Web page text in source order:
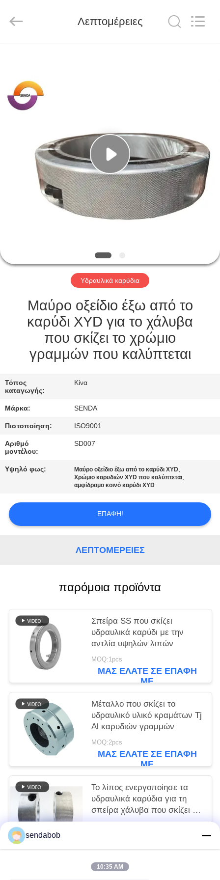
ΠΡΟΪΌΝΤΑ
ΒΊΝΤΕΟ
ΣΧΕΤΙΚΆ
ΕΜΆΣ
ΕΠΙΣΚΈΨΕΙΣ
ΈΛΕΓΧΟΣ
ΠΟΙΌΤΗΤΑΣ
ΕΙΔΉΣΕΙΣ
ΥΠΟΘΈΣΕΙΣ
ΖΗΤΉΣΤΕ
ΜΙΑ
ΠΡΟΣΦΟΡΆ
SITEMAP
ΠΟΛΙΤΙΚΉ
ΑΠΟΡΡΉΤΟΥ
Λεπτομέρειες
Υδραυλικά καρύδια
Μαύρο οξείδιο έξω από το
καρύδι XYD για το χάλυβα
που σκίζει το χρώμιο
γραμμών που καλύπτεται
Τόπος
καταγωγής:
Κίνα
Μάρκα: SENDA
Πιστοποίηση: ISO9001
Αριθμό
μοντέλου:
SD007
Υψηλό φως: Μαύρο οξείδιο έξω από το καρύδι XYD,
Χρώμιο καρυδιών XYD που καλύπτεται,
αμφίδρομο κοινό καρύδι XYD
ΕΠΑΦΉ!
ΛΕΠΤΟΜΈΡΕΙΕΣ
παρόμοια προϊόντα
Σπείρα SS που σκίζει
υδραυλικά καρύδι με την
αντλία υψηλών λιπών
MOQ:1pcs
ΜΑΣ ΕΛΆΤΕ ΣΕ ΕΠΑΦΉ
ΜΕ
Μέταλλο που σκίζει το
υδραυλικό υλικό κραμάτων Tj
Al καρυδιών γραμμών
MOQ:2pcs
ΜΑΣ ΕΛΆΤΕ ΣΕ ΕΠΑΦΉ
ΜΕ
Το λίπος ενεργοποίησε τα
υδραυλικά καρύδια για τη
σπείρα χάλυβα που σκίζει τη
γραμμή
ΜΕ
sendabob
10:35 AM